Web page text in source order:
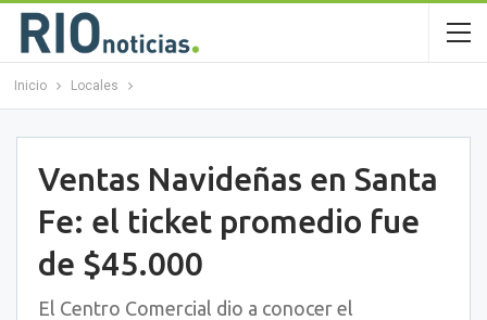
Inicio Locales
Ventas Navideñas en Santa
Fe: el ticket promedio fue
de $45.000
El Centro Comercial dio a conocer el